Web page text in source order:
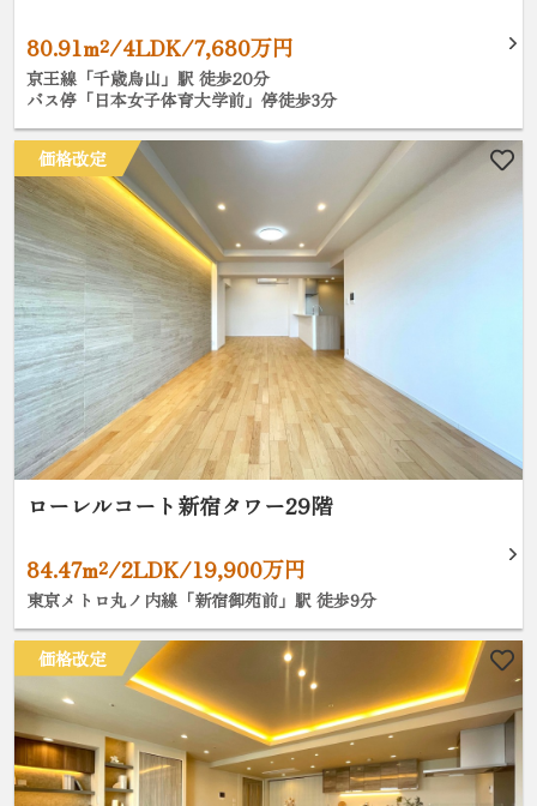
80.91m²/4LDK/7,680万円
京王線「千歳烏山」駅 徒歩20分
バス停「日本女子体育大学前」停徒歩3分
価格改定
ローレルコート新宿タワー29階
84.47m²/2LDK/19,900万円
東京メトロ丸ノ内線「新宿御苑前」駅 徒歩9分
価格改定